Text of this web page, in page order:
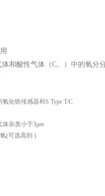
和酸性气体（C。）中的氧分
化锆传感器和S Type T/C
杂质小于3μm
(可选高到 )